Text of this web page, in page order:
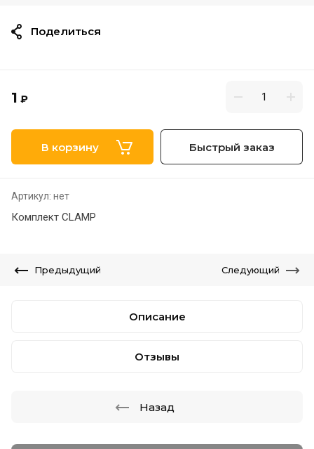
1 ₽
В корзину Быстрый заказ
Артикул: нет
Комплект CLAMP
Поделиться
Предыдущий Следующий
Описание
Отзывы
Назад